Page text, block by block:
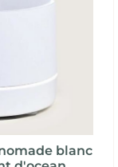
blanc